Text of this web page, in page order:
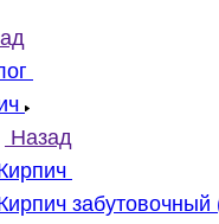
Назад
забутовочный